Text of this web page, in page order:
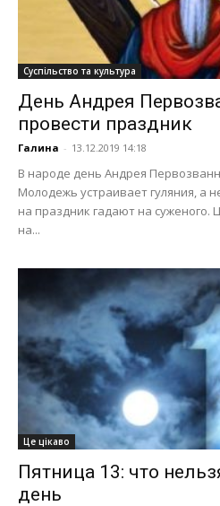
Суспільство та культура
День Андрея
провести праздник
Галина - 13.12.2019 14:18
В народе день Андрея
Молодежь устраивает гуляния, а
на праздник гадают на суженого.
на...
Це цікаво
Пятница 13: что
день